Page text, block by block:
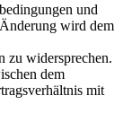
und
wird dem
zu widersprechen.
dem
mit